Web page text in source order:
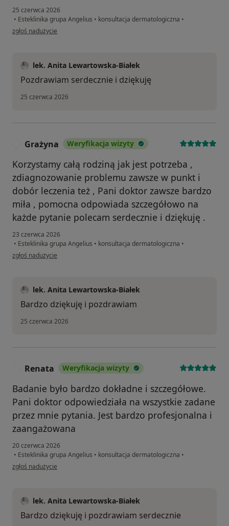
25 czerwca 2026
• Esteklinika grupa Angelius • konsultacja dermatologiczna •
w opinii użytkownika J.S
zgłoś nadużycie
lek. Anita Lewartowska-Białek
Pozdrawiam serdecznie i dziękuję
25 czerwca 2026
Grażyna Weryfikacja wizyty
Korzystamy całą rodziną jak jest potrzeba ,
zdiagnozowanie problemu zawsze w punkt i
dobór leczenia też , Pani doktor zawsze bardzo
miła , pomocna odpowiada szczegółowo na
każde pytanie polecam serdecznie i dziękuję .
23 czerwca 2026
• Esteklinika grupa Angelius • konsultacja dermatologiczna •
w opinii użytkownika Grażyna
zgłoś nadużycie
lek. Anita Lewartowska-Białek
Bardzo dziękuję i pozdrawiam
25 czerwca 2026
Renata Weryfikacja wizyty
Badanie było bardzo dokładne i szczegółowe.
Pani doktor odpowiedziała na wszystkie zadane
przez mnie pytania. Jest bardzo profesjonalna i
zaangażowana
20 czerwca 2026
• Esteklinika grupa Angelius • konsultacja dermatologiczna •
w opinii użytkownika Renata
zgłoś nadużycie
lek. Anita Lewartowska-Białek
Bardzo dziękuję i pozdrawiam serdecznie